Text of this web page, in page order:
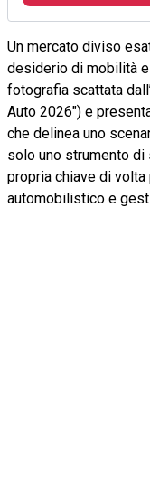
Un mercato diviso
desiderio di mobilità
fotografia scattata
Auto 2026") e
che delinea uno
solo uno strumento di
propria chiave di
automobilistico e